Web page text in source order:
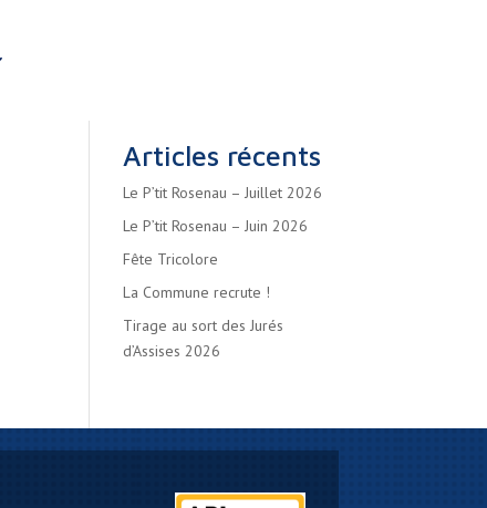
Articles récents
Le P’tit Rosenau – Juillet 2026
Le P’tit Rosenau – Juin 2026
Fête Tricolore
La Commune recrute !
Tirage au sort des Jurés
d’Assises 2026